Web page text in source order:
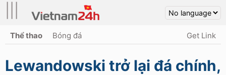
Thể thao Bóng đá Get Link
Lewandowski trở lại đá chính,